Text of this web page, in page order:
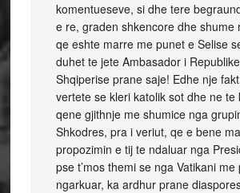
komentueseve, si dhe tere
e re, graden shkencore dhe shume
qe eshte marre me punet e Selise
duhet te jete Ambasador i
Shqiperise prane saje! Edhe nje
vertete se kleri katolik sot dhe ne te
qene gjithnje me shumice nga
Shkodres, pra i veriut, qe e bene
propozimin e tij te ndaluar nga
pse t’mos themi se nga Vatikani me
ngarkuar, ka ardhur prane